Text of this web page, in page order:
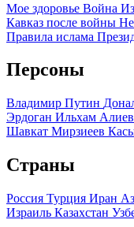
Мое здоровье Война
Кавказ после войны
Правила ислама
Персоны
Владимир Путин
Эрдоган Ильхам Алиев
Шавкат Мирзиеев
Страны
Россия Турция Иран
Израиль Казахстан